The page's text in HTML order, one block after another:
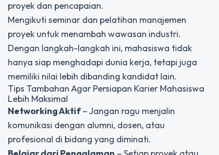
proyek dan pencapaian.
Mengikuti seminar dan pelatihan manajemen
proyek untuk menambah wawasan industri.
Dengan langkah-langkah ini, mahasiswa tidak
hanya siap menghadapi dunia kerja, tetapi juga
memiliki nilai lebih dibanding kandidat lain.
Tips Tambahan Agar Persiapan Karier Mahasiswa
Lebih Maksimal
Networking Aktif– Jangan ragu menjalin
komunikasi dengan alumni, dosen, atau
profesional di bidang yang diminati.